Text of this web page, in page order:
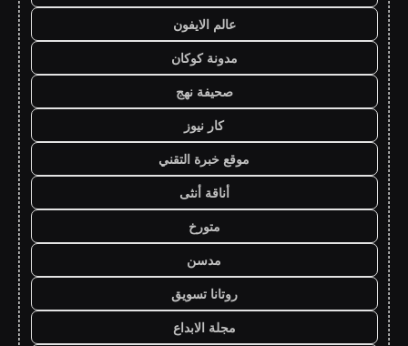
عالم الايفون
مدونة كوكان
صحيفة نهج
كار نيوز
موقع خبرة التقني
أناقة أنثى
متورخ
مدسن
روتانا تسويق
مجلة الابداع